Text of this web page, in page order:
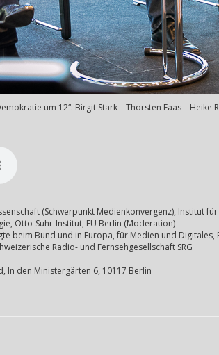
um 12“: Birgit Stark – Thorsten Faas –
(Schwerpunkt Medienkonvergenz), Institut
Otto-Suhr-Institut, FU Berlin (Moderation)
beim Bund und in Europa, für Medien und Digitales,
Radio- und Fernsehgesellschaft SRG
In den Ministergärten 6, 10117 Berlin